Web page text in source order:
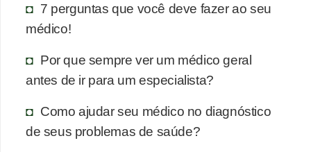
7 perguntas que você deve fazer ao seu
médico!
Por que sempre ver um médico geral
antes de ir para um especialista?
Como ajudar seu médico no diagnóstico
de seus problemas de saúde?